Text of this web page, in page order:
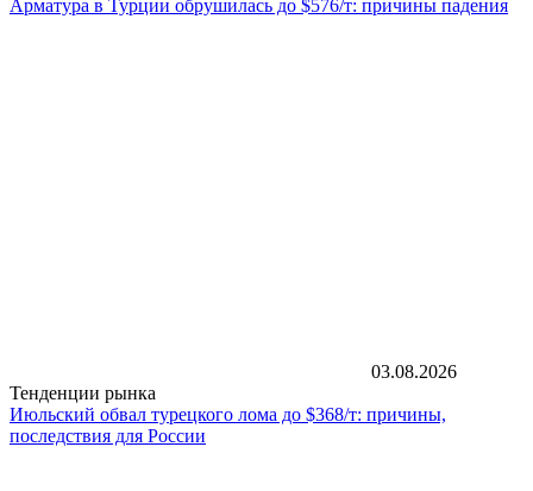
Арматура в Турции обрушилась до $576/т: причины падения
03.08.2026
Тенденции рынка
Июльский обвал турецкого лома до $368/т: причины,
последствия для России